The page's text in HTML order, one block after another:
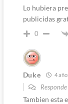
Lo hubiera
publicidas
0
Duke 4
Tambien esta